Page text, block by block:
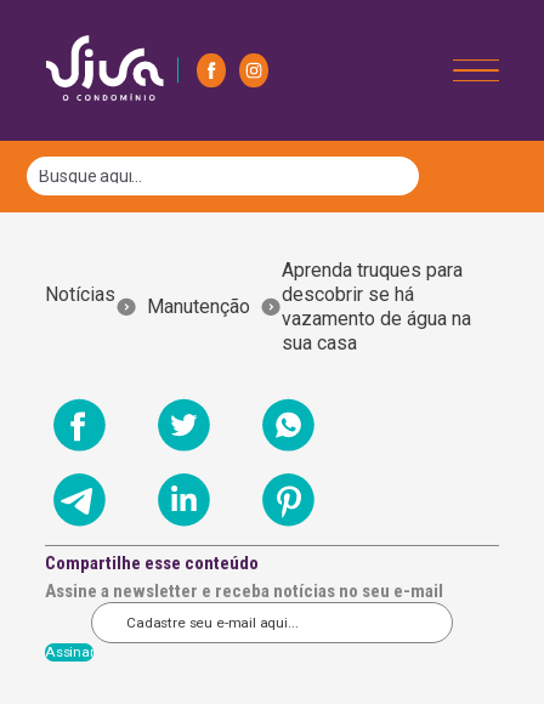
Notícias
Manutenção
Aprenda truques para
descobrir se há
vazamento de água na
sua casa
Compartilhe esse conteúdo
Assine a newsletter e receba notícias no seu e-mail